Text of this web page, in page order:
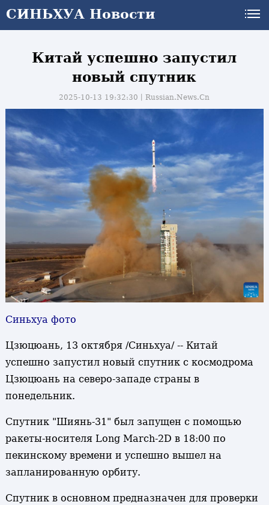
СИНЬХУА Новости
СИНЬХУА Новости
Китай успешно запустил
новый спутник
2025-10-13 19:32:30丨Russian.News.Cn
Синьхуа фото
Цзюцюань, 13 октября /Синьхуа/ -- Китай
успешно запустил новый спутник с космодрома
Цзюцюань на северо-западе страны в
понедельник.
Спутник "Шиянь-31" был запущен с помощью
ракеты-носителя Long March-2D в 18:00 по
пекинскому времени и успешно вышел на
запланированную орбиту.
Спутник в основном предназначен для проверки